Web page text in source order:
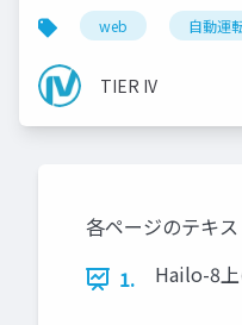
web 自動運
TIER IV
各ページのテキス
1.
Hailo-8上